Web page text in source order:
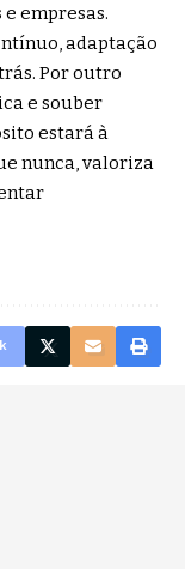
empresas.
adaptação
Por outro
e souber
estará à
nunca, valoriza